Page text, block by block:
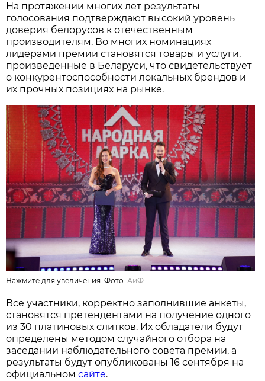
На протяжении многих лет результаты
голосования подтверждают высокий уровень
доверия белорусов к отечественным
производителям. Во многих номинациях
лидерами премии становятся товары и услуги,
произведенные в Беларуси, что свидетельствует
о конкурентоспособности локальных брендов и
их прочных позициях на рынке.
Нажмите для увеличения. Фото:АиФ
Все участники, корректно заполнившие анкеты,
становятся претендентами на получение одного
из 30 платиновых слитков. Их обладатели будут
определены методом случайного отбора на
заседании наблюдательного совета премии, а
результаты будут опубликованы 16 сентября на
официальномсайте.